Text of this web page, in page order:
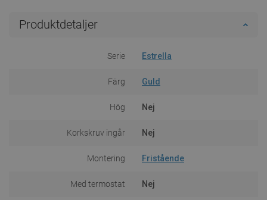
Produktdetaljer
Serie Estrella
Färg Guld
Hög Nej
Korkskruv ingår Nej
Montering Fristående
Med termostat Nej